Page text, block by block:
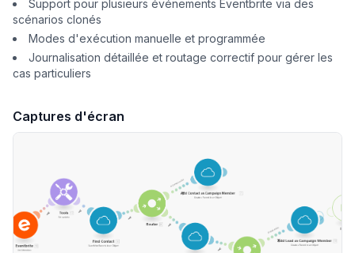
Support pour plusieurs événements Eventbrite via des
scénarios clonés
Modes d'exécution manuelle et programmée
Journalisation détaillée et routage correctif pour gérer les
cas particuliers
Captures d'écran